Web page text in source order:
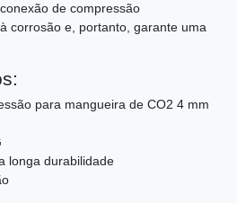
de compressão
corrosão e, portanto, garante uma
para mangueira de CO2 4 mm
longa durabilidade